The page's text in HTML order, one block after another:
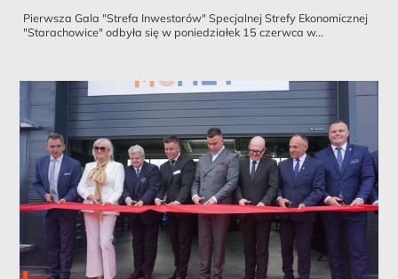
Pierwsza Gala "Strefa Inwestorów" Specjalnej Strefy Ekonomicznej
"Starachowice" odbyła się w poniedziałek 15 czerwca w...